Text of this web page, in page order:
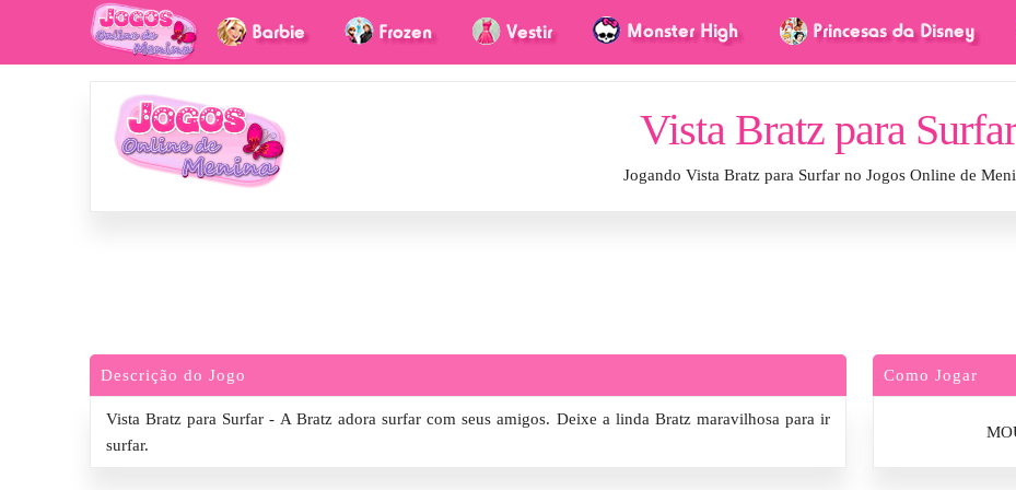
Vista Bratz para Surfar
Jogando Vista Bratz para Surfar no Jogos Online de
Descrição do Jogo
Vista Bratz para Surfar - A Bratz adora surfar com seus amigos. Deixe a linda Bratz maravilhosa para ir
surfar.
Como Jogar